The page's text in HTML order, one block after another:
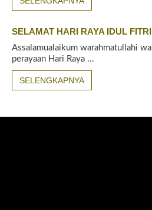
SELAMAT HARI RAYA IDUL
Assalamualaikum warahmatullahi
perayaan Hari Raya ...
SELENGKAPNYA